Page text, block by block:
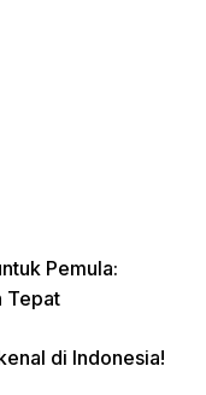
Pemula:
Tepat
di Indonesia!